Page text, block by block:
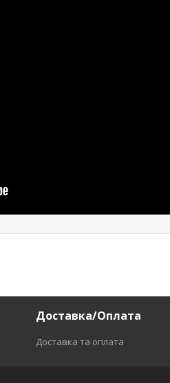
Доставка/Оплата
Доставка та оплата